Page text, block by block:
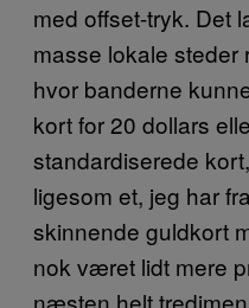
med offset-tryk. Det
masse lokale steder
hvor banderne
kort for 20 dollars
standardiserede
ligesom et, jeg har
skinnende guldkort
nok været lidt mere